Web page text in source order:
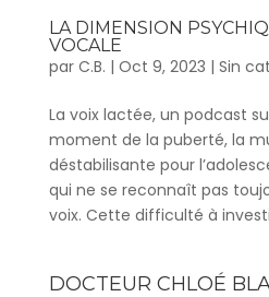
LA DIMENSION
VOCALE
par C.B. | Oct 9, 2023 | Sin
La voix lactée, un podcast
moment de la puberté, la
déstabilisante pour
qui ne se reconnaît pas
voix. Cette difficulté à
DOCTEUR CHLOÉ